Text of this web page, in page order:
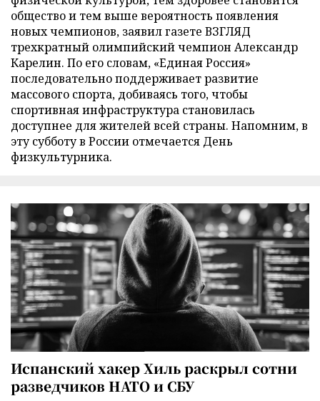
общество и тем выше вероятность появления
новых чемпионов, заявил газете ВЗГЛЯД
трехкратный олимпийский чемпион Александр
Карелин. По его словам, «Единая Россия»
последовательно поддерживает развитие
массового спорта, добиваясь того, чтобы
спортивная инфраструктура становилась
доступнее для жителей всей страны. Напомним, в
эту субботу в России отмечается День
физкультурника.
Испанский хакер Хиль раскрыл сотни
разведчиков НАТО и СБУ